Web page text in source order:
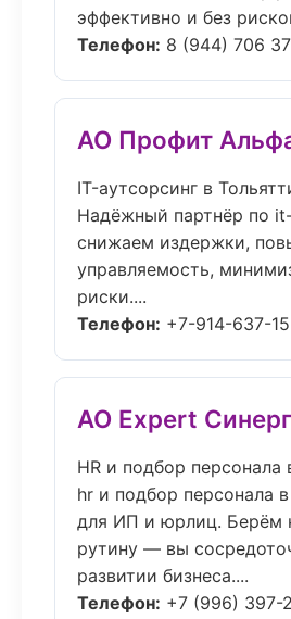
эффективно и без
Телефон: 8 (944) 706
АО Профит
IT-аутсорсинг в
Надёжный партнёр по
снижаем издержки,
управляемость,
риски....
Телефон: +7-914-637-
АО Expert
HR и подбор персонала
hr и подбор персонала
для ИП и юрлиц. Берём
рутину — вы
развитии бизнеса....
Телефон: +7 (996) 397-